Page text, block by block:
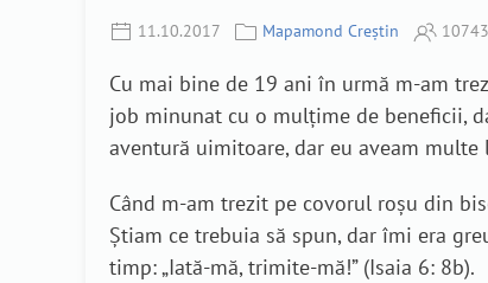
11.10.2017 Mapamond Creștin 10743
Cu mai bine de 19 ani în urmă m-am
job minunat cu o mulțime de beneficii,
aventură uimitoare, dar eu aveam
Când m-am trezit pe covorul roșu din
Știam ce trebuia să spun, dar îmi era
timp: „Iată-mă, trimite-mă!” (Isaia 6: 8b).